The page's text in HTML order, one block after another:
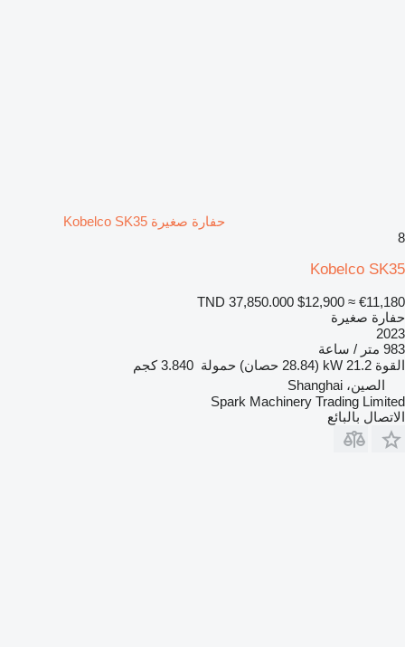
حفارة صغيرة Kobelco SK35
8
Kobelco SK35
TND 37,850.000 $12,900 ≈ €11,180
حفارة صغيرة
2023
983 متر / ساعة
القوة 21.2 kW (28.84 حصان) حمولة 3.840 كجم
الصين، Shanghai
Spark Machinery Trading Limited
الاتصال بالبائع